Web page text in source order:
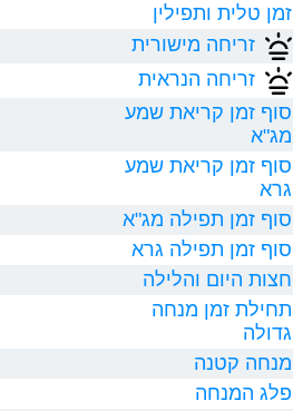
זמן טלית ותפילין
זריחה מישורית
זריחה הנראית
סוף זמן קריאת שמע
מג"א
סוף זמן קריאת שמע
גרא
סוף זמן תפילה מג"א
סוף זמן תפילה גרא
חצות היום והלילה
תחילת זמן מנחה
גדולה
מנחה קטנה
פלג המנחה